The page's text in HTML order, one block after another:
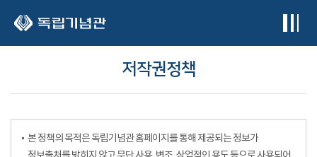
저작권정책
본 정책의 목적은 독립기념관 홈페이지를 통해 제공되는 정보가